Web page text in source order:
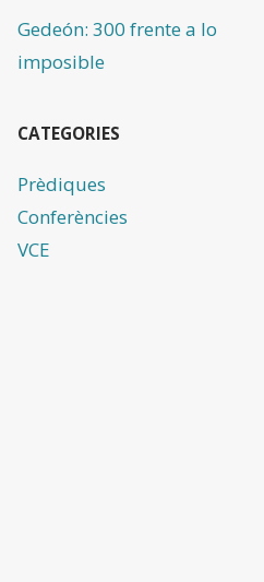
Gedeón: 300 frente a lo
imposible
CATEGORIES
Prèdiques
Conferències
VCE